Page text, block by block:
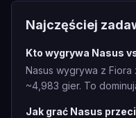
Najczęściej
Kto wygrywa Nasus
Nasus wygrywa z
~4,983 gier. To
Jak grać Nasus